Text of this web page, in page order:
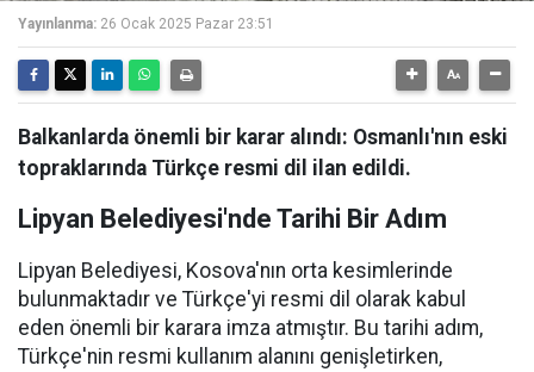
Yayınlanma: 26 Ocak 2025 Pazar 23:51
Balkanlarda önemli bir karar alındı: Osmanlı'nın eski
topraklarında Türkçe resmi dil ilan edildi.
Lipyan Belediyesi'nde Tarihi Bir Adım
Lipyan Belediyesi, Kosova'nın orta kesimlerinde
bulunmaktadır ve Türkçe'yi resmi dil olarak kabul
eden önemli bir karara imza atmıştır. Bu tarihi adım,
Türkçe'nin resmi kullanım alanını genişletirken,